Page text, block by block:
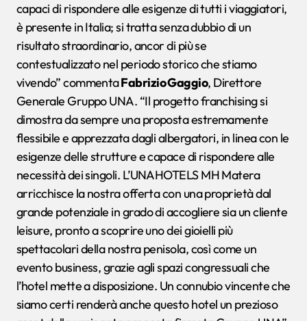
capaci di rispondere alle esigenze di tutti i viaggiatori,
è presente in Italia; si tratta senza dubbio di un
risultato straordinario, ancor di più se
contestualizzato nel periodo storico che stiamo
vivendo” commentaFabrizio Gaggio, Direttore
Generale Gruppo UNA. “Il progetto franchising si
dimostra da sempre una proposta estremamente
flessibile e apprezzata dagli albergatori, in linea con le
esigenze delle strutture e capace di rispondere alle
necessità dei singoli. L’UNAHOTELS MH Matera
arricchisce la nostra offerta con una proprietà dal
grande potenziale in grado di accogliere sia un cliente
leisure, pronto a scoprire uno dei gioielli più
spettacolari della nostra penisola, così come un
evento business, grazie agli spazi congressuali che
l’hotel mette a disposizione. Un connubio vincente che
siamo certi renderà anche questo hotel un prezioso